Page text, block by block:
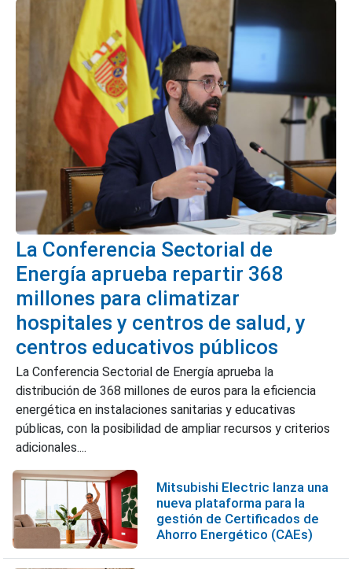
La Conferencia Sectorial de
Energía aprueba repartir 368
millones para climatizar
hospitales y centros de salud, y
centros educativos públicos
La Conferencia Sectorial de Energía aprueba la
distribución de 368 millones de euros para la eficiencia
energética en instalaciones sanitarias y educativas
públicas, con la posibilidad de ampliar recursos y criterios
adicionales....
Mitsubishi Electric lanza una
nueva plataforma para la
gestión de Certificados de
Ahorro Energético (CAEs)